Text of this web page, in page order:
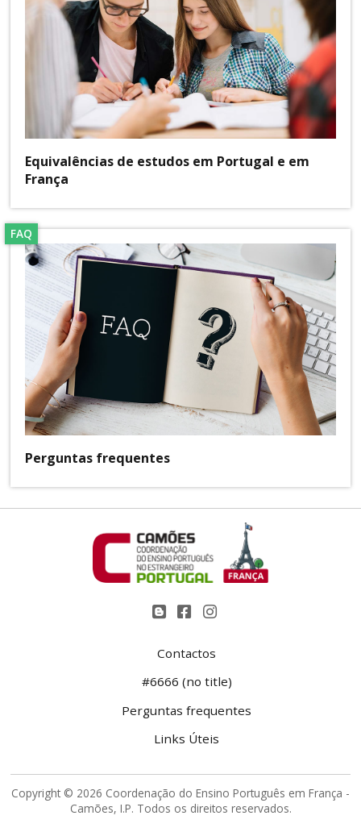
Equivalências de estudos em Portugal e em
França
FAQ
Perguntas frequentes
Contactos
#6666 (no title)
Perguntas frequentes
Links Úteis
Copyright © 2026 Coordenação do Ensino Português em França -
Camões, I.P. Todos os direitos reservados.